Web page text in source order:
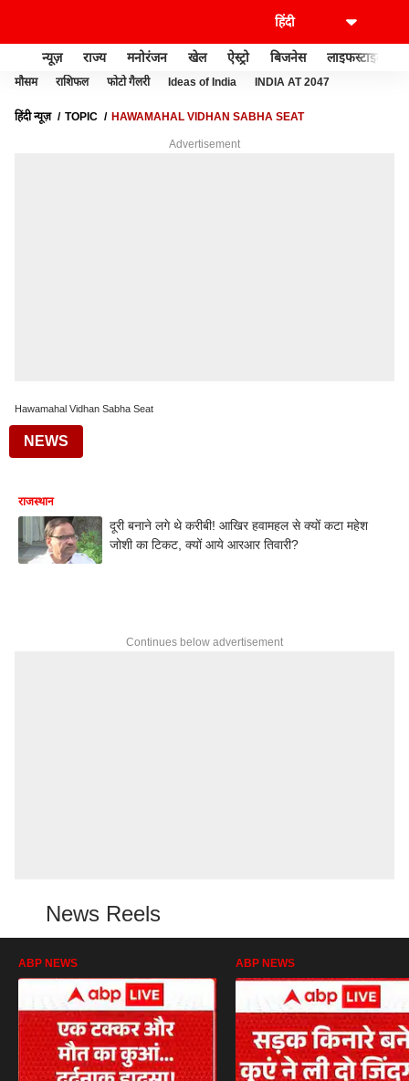
न्यूज़ राज्य मनोरंजन खेल ऐस्ट्रो बिजनेस लाइफस्टाइल
मौसम राशिफल फोटो गैलरी Ideas of India INDIA AT 2047
हिंदी न्यूज़ TOPIC HAWAMAHAL VIDHAN SABHA SEAT
Advertisement
Hawamahal Vidhan Sabha Seat
NEWS
राजस्थान
दूरी बनाने लगे थे करीबी! आखिर हवामहल से क्यों कटा महेश
जोशी का टिकट, क्यों आये आरआर तिवारी?
Continues below advertisement
News Reels
ABP NEWS ABP NEWS